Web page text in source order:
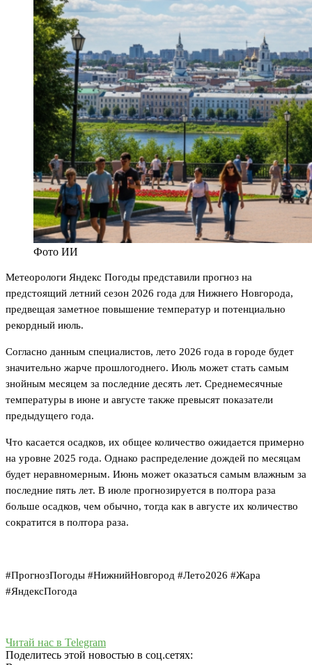
Фото ИИ
Метеорологи Яндекс Погоды представили прогноз на
предстоящий летний сезон 2026 года для Нижнего Новгорода,
предвещая заметное повышение температур и потенциально
рекордный июль.
Согласно данным специалистов, лето 2026 года в городе будет
значительно жарче прошлогоднего. Июль может стать самым
знойным месяцем за последние десять лет. Среднемесячные
температуры в июне и августе также превысят показатели
предыдущего года.
Что касается осадков, их общее количество ожидается примерно
на уровне 2025 года. Однако распределение дождей по месяцам
будет неравномерным. Июнь может оказаться самым влажным за
последние пять лет. В июле прогнозируется в полтора раза
больше осадков, чем обычно, тогда как в августе их количество
сократится в полтора раза.
#ПрогнозПогоды #НижнийНовгород #Лето2026 #Жара
#ЯндексПогода
Читай нас в Telegram
Поделитесь этой новостью в соц.сетях: